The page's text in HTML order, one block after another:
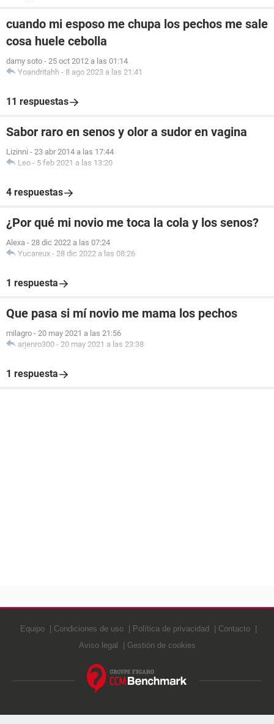
cuando mi esposo me chupa los pechos me sale
cosa huele cebolla
damy soto - 25 oct 2012 a las 01:14
Yoandritahh - 8 ago 2023 a las 21:41
11 respuestas
Sabor raro en senos y olor a sudor en vagina
Lizinni - 23 abr 2014 a las 17:44
Leo - 5 feb 2021 a las 13:20
4 respuestas
¿Por qué mi novio me toca la cola y los senos?
Alexa - 28 dic 2022 a las 07:24
Yucareux - 28 dic 2022 a las 08:26
1 respuesta
Que pasa si mí novio me mama los pechos
milagro - 20 may 2021 a las 21:56
arjenro300 - 20 may 2021 a las 23:38
1 respuesta
Equipo Condiciones de uso Política de privacidad
Contacto
Aviso legal
Gestión de cookies